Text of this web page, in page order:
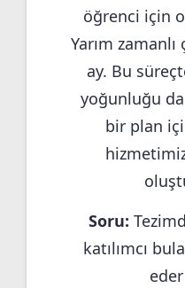
öğrenci için
Yarım zamanlı
ay. Bu
yoğunluğu
bir plan
Soru:
katılımcı